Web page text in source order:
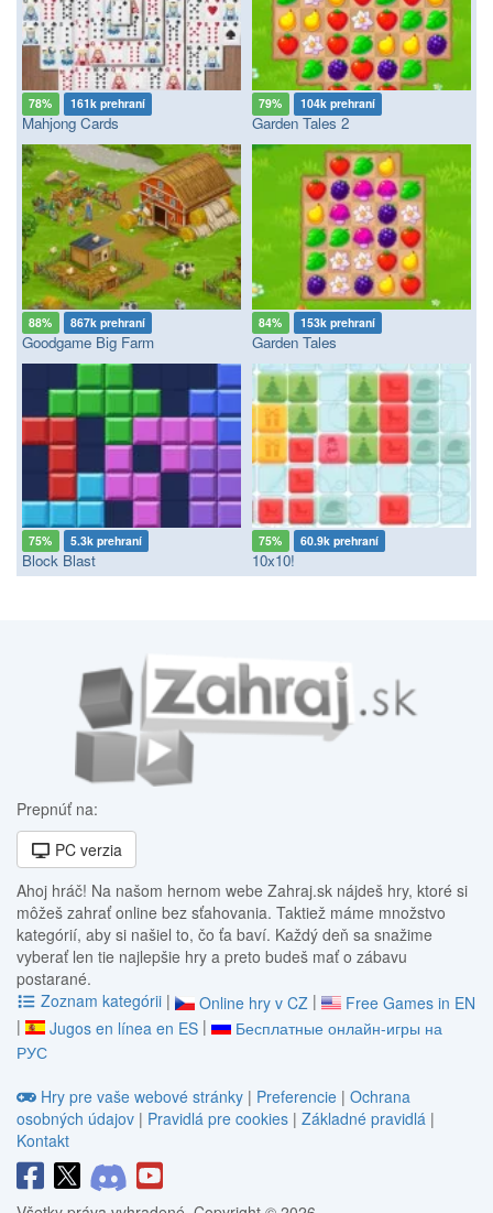
78% 161k prehraní
Mahjong Cards
79% 104k prehraní
Garden Tales 2
88% 867k prehraní
Goodgame Big Farm
84% 153k prehraní
Garden Tales
75% 5.3k prehraní
Block Blast
75% 60.9k prehraní
10x10!
Prepnúť na:
PC verzia
Ahoj hráč! Na našom hernom webe Zahraj.sk nájdeš hry, ktoré si
môžeš zahrať online bez sťahovania. Taktiež máme množstvo
kategórií, aby si našiel to, čo ťa baví. Každý deň sa snažime
vyberať len tie najlepšie hry a preto budeš mať o zábavu
postarané.
Zoznam kategórii | Online hry v CZ |
Free Games in EN
|
Jugos en línea en ES |
Бесплатные онлайн-игры на
РУС
Hry pre vaše webové stránky | Preferencie | Ochrana
osobných údajov | Pravidlá pre cookies | Základné pravidlá |
Kontakt